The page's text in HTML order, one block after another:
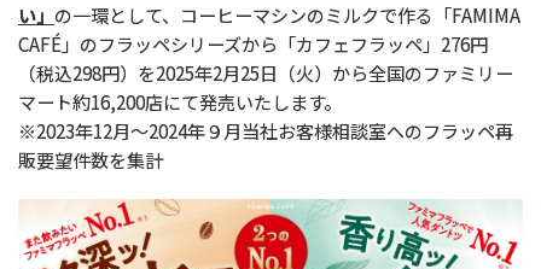
い」 の一環として、コーヒーマシンのミルクで作る「FAMIMA
CAFÉ」のフラッペシリーズから「カフェフラッペ」276円
（税込298円）を2025年2月25日（火）から全国のファミリー
マート約16,200店にて発売いたします。
※2023年12月～2024年９月当社お客様相談室へのフラッペ再
販要望件数を集計